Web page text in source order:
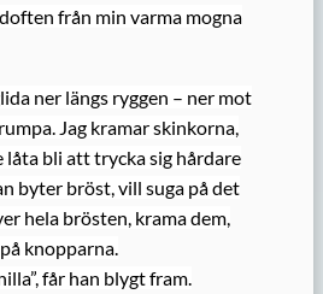
från min varma mogna
ner längs ryggen – ner mot
Jag kramar skinkorna,
låta bli att trycka sig hårdare
byter bröst, vill suga på det
hela brösten, krama dem,
knopparna.
får han blygt fram.